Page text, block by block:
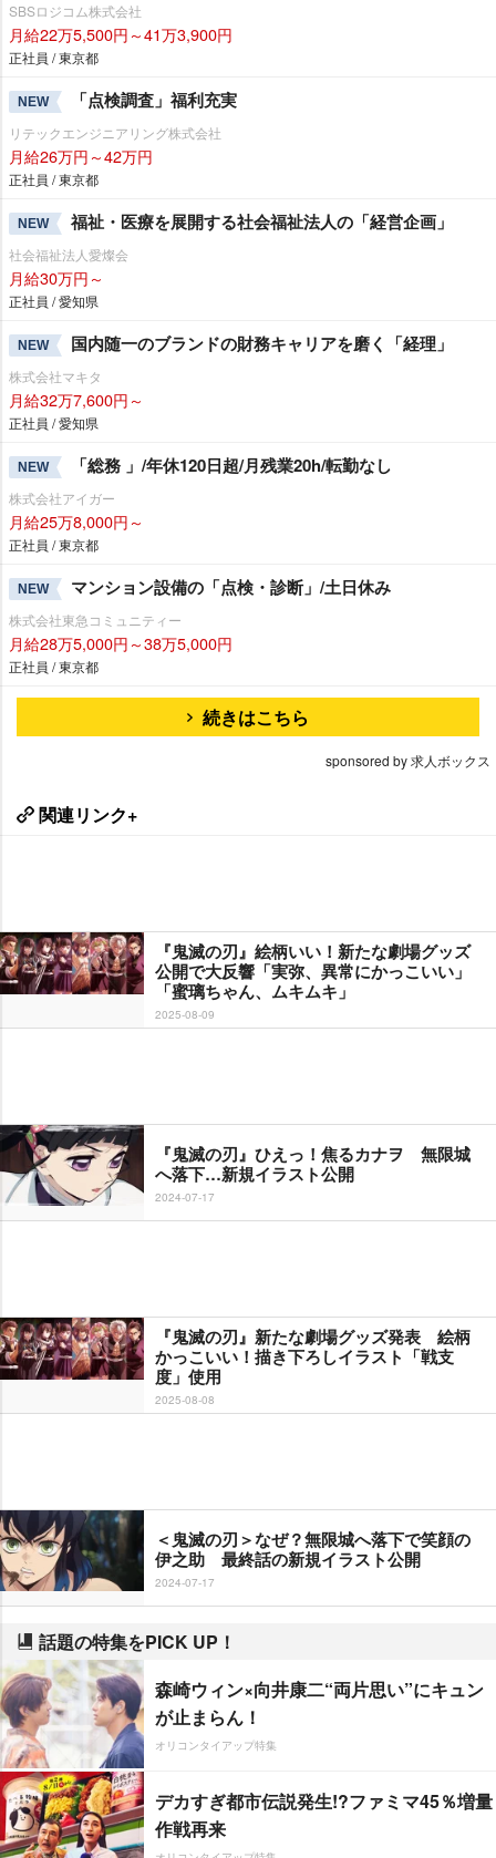
SBSロジコム株式会社
月給22万5,500円～41万3,900円
正社員 / 東京都
NEW 「点検調査」福利充実
リテックエンジニアリング株式会社
月給26万円～42万円
正社員 / 東京都
NEW 福祉・医療を展開する社会福祉法人の「経営企画」
社会福祉法人愛燦会
月給30万円～
正社員 / 愛知県
NEW 国内随一のブランドの財務キャリアを磨く「経理」
株式会社マキタ
月給32万7,600円～
正社員 / 愛知県
NEW 「総務 」/年休120日超/月残業20h/転勤なし
株式会社アイガー
月給25万8,000円～
正社員 / 東京都
NEW マンション設備の「点検・診断」/土日休み
株式会社東急コミュニティー
月給28万5,000円～38万5,000円
正社員 / 東京都
続きはこちら
sponsored by 求人ボックス
関連リンク+
『鬼滅の刃』絵柄いい！新たな劇場グッズ
公開で大反響「実弥、異常にかっこいい」
「蜜璃ちゃん、ムキムキ」
2025-08-09
『鬼滅の刃』ひえっ！焦るカナヲ 無限城
へ落下…新規イラスト公開
2024-07-17
『鬼滅の刃』新たな劇場グッズ発表 絵柄
かっこいい！描き下ろしイラスト「戦支
度」使用
2025-08-08
＜鬼滅の刃＞なぜ？無限城へ落下で笑顔の
伊之助 最終話の新規イラスト公開
2024-07-17
話題の特集をPICK UP！
森崎ウィン×向井康二“両片思い”にキュン
が止まらん！
オリコンタイアップ特集
デカすぎ都市伝説発生!?ファミマ45％増量
作戦再来